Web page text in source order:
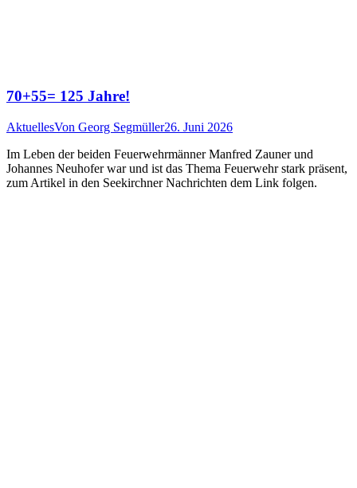
70+55= 125 Jahre!
AktuellesVon Georg Segmüller26. Juni 2026
Im Leben der beiden Feuerwehrmänner Manfred Zauner und
Johannes Neuhofer war und ist das Thema Feuerwehr stark präsent,
zum Artikel in den Seekirchner Nachrichten dem Link folgen.